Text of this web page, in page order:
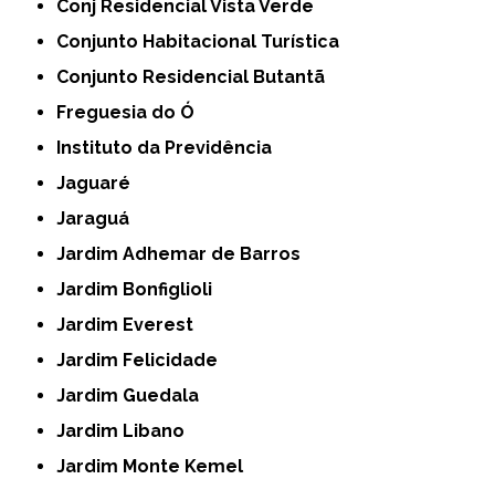
Conj Residencial Vista Verde
Conjunto Habitacional Turística
Conjunto Residencial Butantã
Freguesia do Ó
Instituto da Previdência
Jaguaré
Jaraguá
Jardim Adhemar de Barros
Jardim Bonfiglioli
Jardim Everest
Jardim Felicidade
Jardim Guedala
Jardim Libano
Jardim Monte Kemel